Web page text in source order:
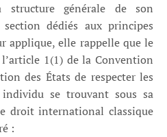
structure générale de son
dédiés aux principes
applique, elle rappelle que le
1(1) de la Convention
des États de respecter les
se trouvant sous sa
droit international classique
: